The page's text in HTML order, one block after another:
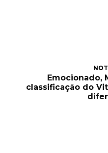
Emocionado,
classificação do